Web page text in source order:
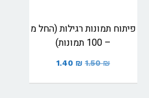
פיתוח תמונות רגילות (החל מ
– 100 תמונות)
1.50₪
1.40 ₪